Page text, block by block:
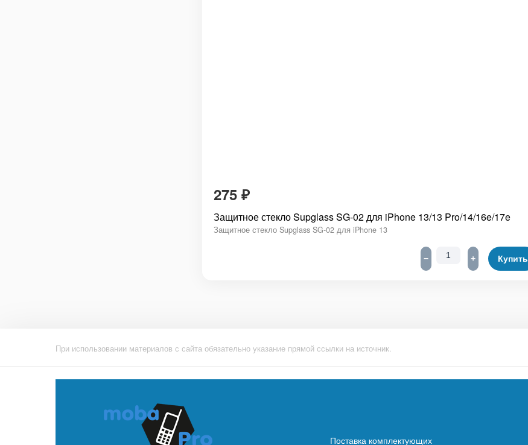
275 ₽
Защитное стекло Supglass SG-02 для iPhone 13/13 Pro/14/16e/17e
Защитное стекло Supglass SG-02 для iPhone 13
− + Купить
При использовании материалов с сайта обязательно указание прямой ссылки на источник.
Поставка комплектующих